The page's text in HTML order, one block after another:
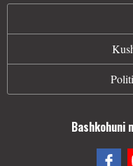
Bashkohuni